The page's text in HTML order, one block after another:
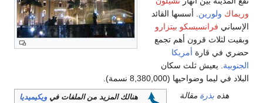
وريماك ولورين . أسسها القائد
الإسباني فرانسيسكو بيتزارو
وبقيت لثلاث قرون أهم تجمع
حضري في قارة أمريكا
الجنوبية . يعيش ثلث سكان
البلاد في ليما وضواحيها (8,380,000 نسمة).
هنالك المزيد من الملفات في ويكيميديا
هذه بذرة مقالة